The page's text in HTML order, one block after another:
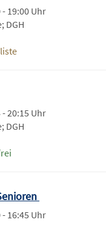
- 19:00 Uhr
DGH
- 20:15 Uhr
DGH
- 16:45 Uhr